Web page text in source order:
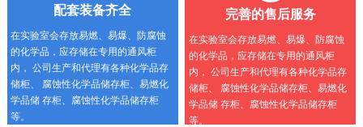
配套装备齐全
在实验室会存放易燃、易爆、防腐蚀
的化学品，应存储在专用的通风柜
内， 公司生产和代理有各种化学品存
储柜、 腐蚀性化学品储存柜、易燃化
学品储 存柜、腐蚀性化学品储存柜
等。
完善的售后服务
在实验室会存放易燃、易爆、防腐蚀
的化学品，应存储在专用的通风柜
内， 公司生产和代理有各种化学品存
储柜、 腐蚀性化学品储存柜、易燃化
学品储 存柜、腐蚀性化学品储存柜
等。